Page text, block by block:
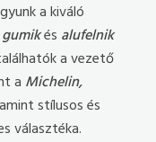
a kiváló
és alufelnik
a vezető
a Michelin,
stílusos és
választéka.